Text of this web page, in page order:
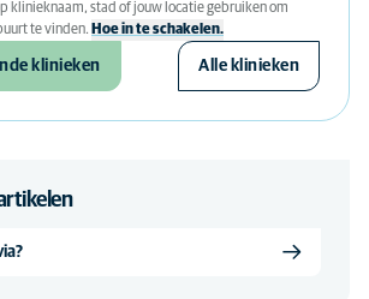
klinieknaam, stad of jouw locatie gebruiken om
te vinden. Hoe in te schakelen.
klinieken Alle klinieken